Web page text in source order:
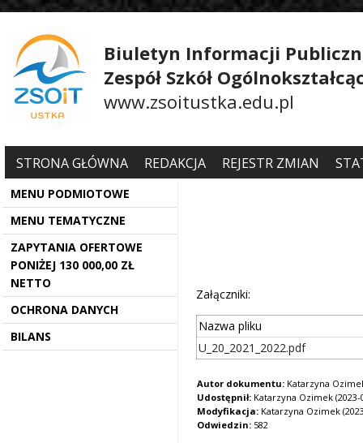
Biuletyn Informacji
Zespół Szkół
www.zsoitustka.edu.pl
STRONA GŁÓWNA REDAKCJA REJESTR ZMIAN
MENU PODMIOTOWE
MENU TEMATYCZNE
ZAPYTANIA OFERTOWE
PONIŻEJ 130 000,00 ZŁ
NETTO
OCHRONA DANYCH
BILANS
Załączniki:
Nazwa pliku
U_20_2021_2022.pdf
Autor dokumentu: Katarzyna
Udostępnił: Katarzyna Ozimek (2023-
Modyfikacja: Katarzyna Ozimek
Odwiedzin: 582